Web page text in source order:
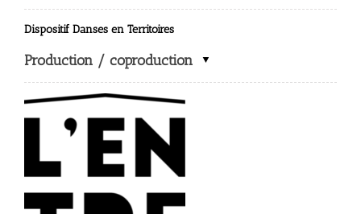
Dispositif Danses en Territoires
Production / coproduction